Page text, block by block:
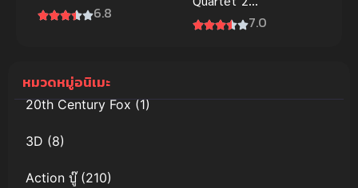
Nadesico –6.8
ภาค 2
7.0
หมวดหมู่อนิเมะ
20th Century Fox(1)
3D (8)
Action บู๊(210)